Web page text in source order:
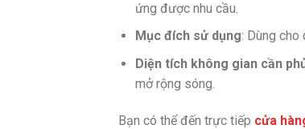
ứng được nhu cầu.
Mục đích sử dụng: Dùng cho
Diện tích không gian cần
mở rộng sóng.
Bạn có thể đến trực tiếp cửa